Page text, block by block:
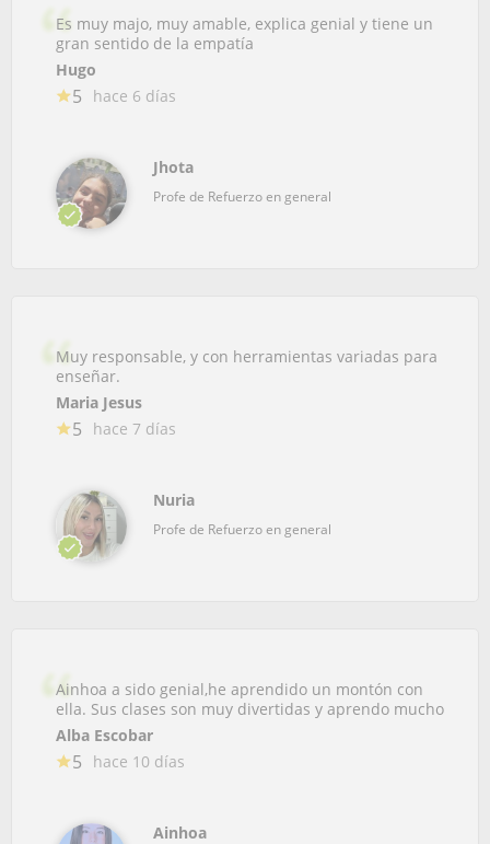
Es muy majo, muy amable, explica genial y tiene un
gran sentido de la empatía
Hugo
5 hace 6 días
Jhota
Profe de Refuerzo en general
Muy responsable, y con herramientas variadas para
enseñar.
Maria Jesus
5 hace 7 días
Nuria
Profe de Refuerzo en general
Ainhoa a sido genial,he aprendido un montón con
ella. Sus clases son muy divertidas y aprendo mucho
Alba Escobar
5 hace 10 días
Ainhoa